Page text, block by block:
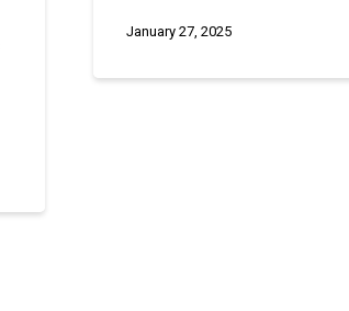
January 27, 2025